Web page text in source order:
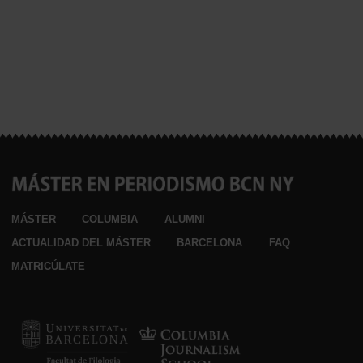
MÁSTER COLUMBIA
ALUMNI
ACTUALIDAD DEL MÁSTER
BARCELONA
FAQ
MATRICÚLATE